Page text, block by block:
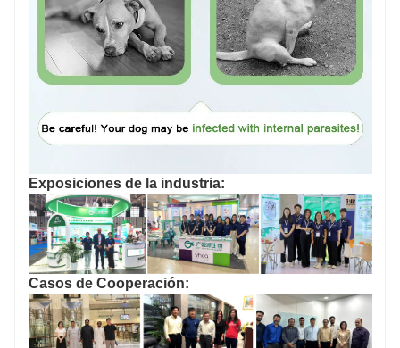
Exposiciones de la industria:
Casos de Cooperación: